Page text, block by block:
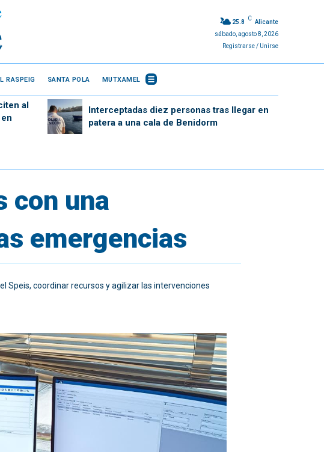
25.8
C
Alicante
sábado, agosto 8, 2026
Registrarse / Unirse
RASPEIG SANTA POLA MUTXAMEL
al
Interceptadas diez personas tras llegar en
patera a una cala de Benidorm
con una
emergencias
Speis, coordinar recursos y agilizar las intervenciones